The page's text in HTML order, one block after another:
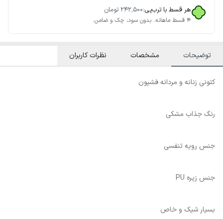
هر قسط با ترب‌پی:۲۴۲٬۵۰۰ تومان
۴ قسط ماهانه. بدون سود، چک و ضامن.
توضیحات مشخصات نظرات کاربران
کتونی زنانه و مردانه فشیون
رنگ جذاب مشکی
جنس رویه تنفسی
جنس زیره PU
بسیار شیک و خاص